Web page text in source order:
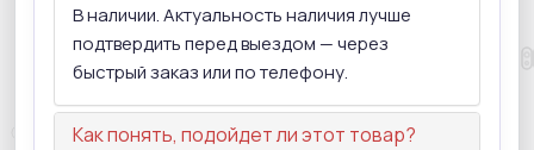
В наличии. Актуальность наличия лучше
подтвердить перед выездом — через
быстрый заказ или по телефону.
Как понять, подойдет ли этот товар?